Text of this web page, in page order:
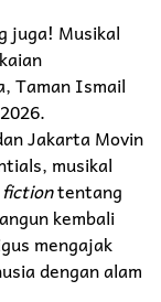
juga! Musikal
Taman Ismail
Jakarta Movin
musikal
fictiontentang
kembali
mengajak
dengan alam